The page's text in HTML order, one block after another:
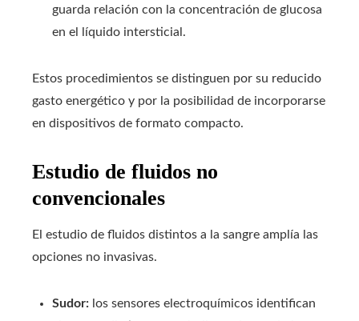
guarda relación con la concentración de glucosa
en el líquido intersticial.
Estos procedimientos se distinguen por su reducido
gasto energético y por la posibilidad de incorporarse
en dispositivos de formato compacto.
Estudio de fluidos no
convencionales
El estudio de fluidos distintos a la sangre amplía las
opciones no invasivas.
Sudor: los sensores electroquímicos identifican